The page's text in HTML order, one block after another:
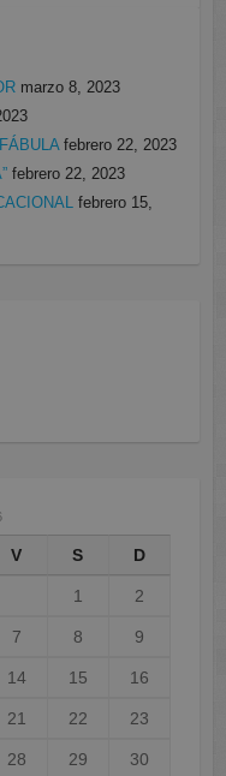
marzo 8, 2023
febrero 22, 2023
febrero 22, 2023
febrero 15,
V S D
1 2
7 8 9
14 15 16
21 22 23
28 29 30